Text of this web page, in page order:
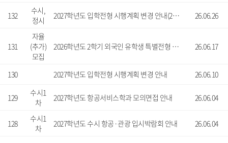
132
수시,
정시
2027학년도 입학전형 시행계획 변경 안내(2차 포함) 26.06.26
131
자율
(추가)
모집
2026학년도 2학기 외국인 유학생 특별전형 모집 안내 26.06.17
130 2027학년도 입학전형 시행계획 변경 안내 26.06.10
129
수시1
차
2027학년도 항공서비스학과 모의면접 안내 26.06.04
128
수시1
차
2027학년도 수시 항공·관광 입시박람회 안내 26.06.04